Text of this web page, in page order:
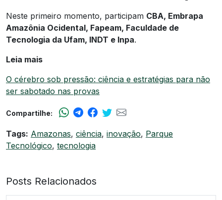
Neste primeiro momento, participam CBA, Embrapa
Amazônia Ocidental, Fapeam, Faculdade de
Tecnologia da Ufam, INDT e Inpa.
Leia mais
O cérebro sob pressão: ciência e estratégias para não
ser sabotado nas provas
Compartilhe:
Tags: Amazonas, ciência, inovação, Parque
Tecnológico, tecnologia
Posts Relacionados